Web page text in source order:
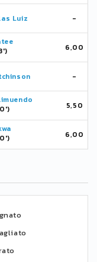
Luiz -
6,00
-
5,50
6,00